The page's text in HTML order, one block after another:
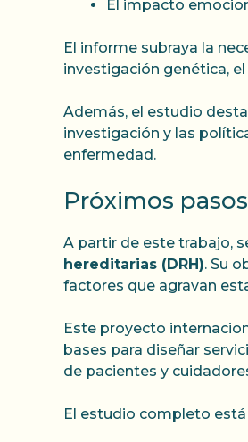
El impacto
El informe subraya la
investigación genética,
Además, el estudio
investigación y las
enfermedad.
Próximos
A partir de este trabajo,
hereditarias (DRH). Su
factores que agravan
Este proyecto
bases para diseñar
de pacientes y
El estudio completo